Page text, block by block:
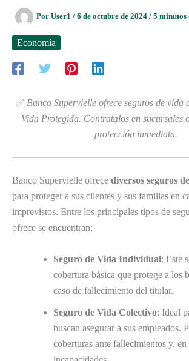
Por User1 / 6 de octubre de 2024 / 5 minutos
Economía
✅ Banco Supervielle ofrece seguros de vida
Vida Protegida. Contratalos en sucursales
protección inmediata.
Banco Supervielle ofrece diversos seguros
para proteger a sus clientes y sus familias en
imprevistos. Entre los principales tipos de
ofrece se encuentran:
Seguro de Vida Individual: Este
cobertura básica que protege a los
caso de fallecimiento del titular.
Seguro de Vida Colectivo: Ideal
buscan asegurar a sus empleados.
coberturas ante fallecimientos y, en